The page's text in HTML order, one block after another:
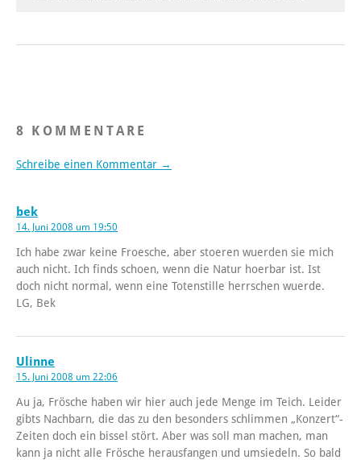
8 KOMMENTARE
Schreibe einen Kommentar →
bek
14. Juni 2008 um 19:50
Ich habe zwar keine Froesche, aber stoeren wuerden sie mich
auch nicht. Ich finds schoen, wenn die Natur hoerbar ist. Ist
doch nicht normal, wenn eine Totenstille herrschen wuerde.
LG, Bek
Ulinne
15. Juni 2008 um 22:06
Au ja, Frösche haben wir hier auch jede Menge im Teich. Leider
gibts Nachbarn, die das zu den besonders schlimmen „Konzert“-
Zeiten doch ein bissel stört. Aber was soll man machen, man
kann ja nicht alle Frösche herausfangen und umsiedeln. So bald